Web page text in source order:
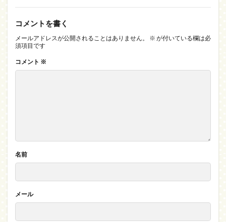
コメントを書く
メールアドレスが公開されることはありません。 ※ が付いている欄は必
須項目です
コメント ※
名前
メール